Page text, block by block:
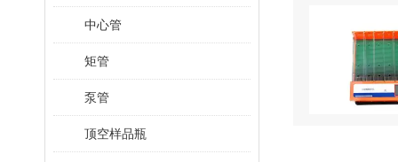
中心管
矩管
泵管
顶空样品瓶